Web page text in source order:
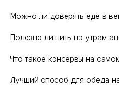
Можно ли доверять еде в
Полезно ли пить по утрам
Что такое консервы на
Лучший способ для обеда